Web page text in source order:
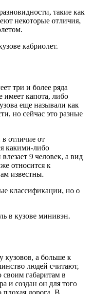
такие как
некоторые отличия,
кабриолет.
три и более ряда
имеет капота, либо
еще называли как
но сейчас это разные
в отличие от
какими-либо
9 человек, а вид
относится к
известны.
классификации, но о
в кузове минивэн.
кузовов, а больше к
людей считают,
габаритам в
и создан он для того
плохая дорога. В